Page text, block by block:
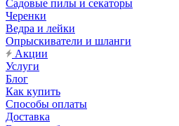
Садовые пилы и секаторы
Черенки
Ведра и лейки
Опрыскиватели и шланги
Акции
Услуги
Блог
Как купить
Способы оплаты
Доставка